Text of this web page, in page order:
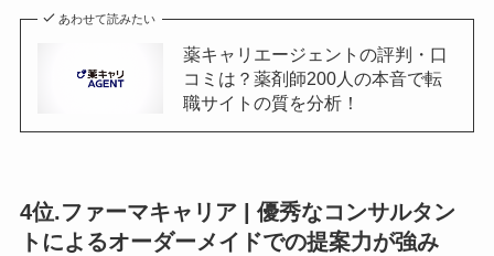
あわせて読みたい
薬キャリエージェントの評判・口
コミは？薬剤師200人の本音で転
職サイトの質を分析！
4位.ファーマキャリア | 優秀なコンサルタン
トによるオーダーメイドでの提案力が強み